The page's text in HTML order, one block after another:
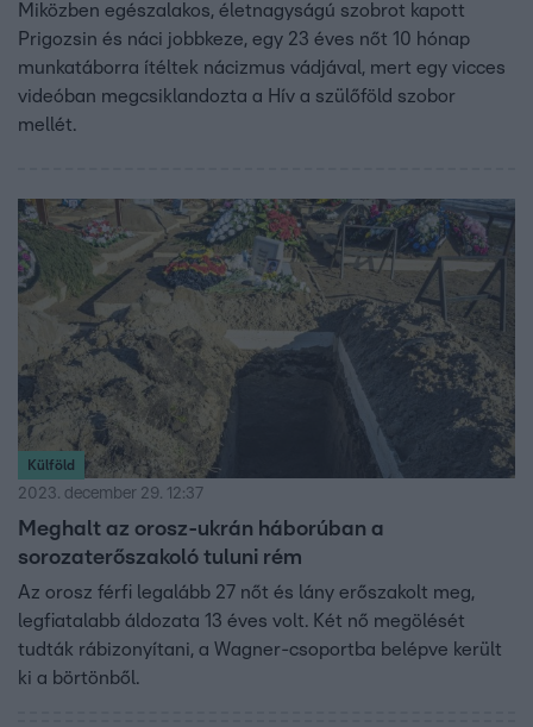
Miközben egészalakos, életnagyságú szobrot kapott
Prigozsin és náci jobbkeze, egy 23 éves nőt 10 hónap
munkatáborra ítéltek nácizmus vádjával, mert egy vicces
videóban megcsiklandozta a Hív a szülőföld szobor
mellét.
Külföld
2023. december 29. 12:37
Meghalt az orosz-ukrán háborúban a
sorozaterőszakoló tuluni rém
Az orosz férfi legalább 27 nőt és lány erőszakolt meg,
legfiatalabb áldozata 13 éves volt. Két nő megölését
tudták rábizonyítani, a Wagner-csoportba belépve került
ki a börtönből.